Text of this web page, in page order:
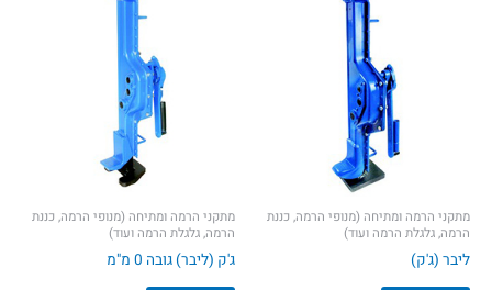
מתקני הרמה ומתיחה (מנופי הרמה, כננת
הרמה, גלגלת הרמה ועוד)
ליבר (ג'ק)
מתקני הרמה ומתיחה (מנופי הרמה, כננת
הרמה, גלגלת הרמה ועוד)
ג'ק (ליבר) גובה 0 מ"מ